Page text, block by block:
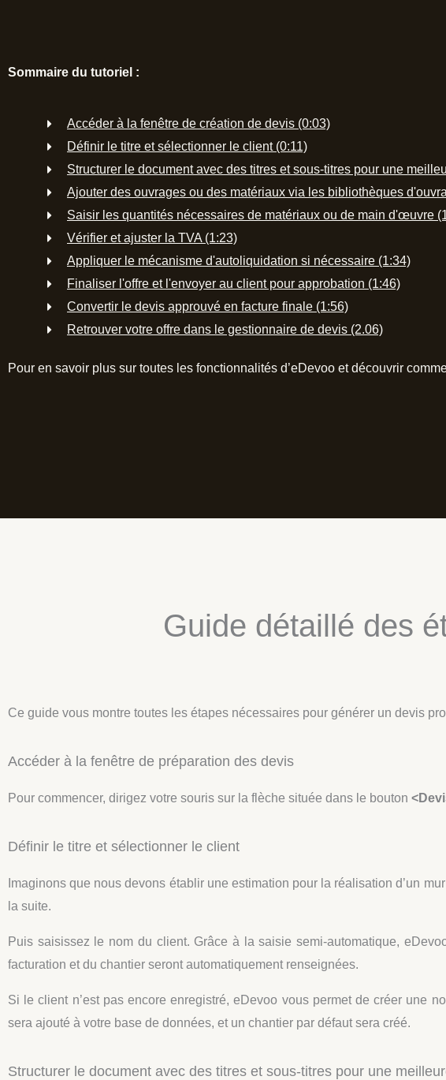
Sommaire du tutoriel :
Accéder à la fenêtre de création de devis (0:03)
Définir le titre et sélectionner le client (0:11)
Structurer le document avec des titres et sous-titres pour une
Ajouter des ouvrages ou des matériaux via les bibliothèques
Saisir les quantités nécessaires de matériaux ou de main d'œuvre
Vérifier et ajuster la TVA (1:23)
Appliquer le mécanisme d'autoliquidation si nécessaire (1:34)
Finaliser l'offre et l'envoyer au client pour approbation (1:46)
Convertir le devis approuvé en facture finale (1:56)
Retrouver votre offre dans le gestionnaire de devis (2.06)
Pour en savoir plus sur toutes les fonctionnalités d’eDevoo et découvrir
Guide détaillé des
Ce guide vous montre toutes les étapes nécessaires pour générer un devis
Accéder à la fenêtre de préparation des devis
Pour commencer, dirigez votre souris sur la flèche située dans le bouton
Définir le titre et sélectionner le client
Imaginons que nous devons établir une estimation pour la réalisation d’un
la suite.
Puis saisissez le nom du client. Grâce à la saisie semi-automatique,
facturation et du chantier seront automatiquement renseignées.
Si le client n’est pas encore enregistré, eDevoo vous permet de créer une
sera ajouté à votre base de données, et un chantier par défaut sera créé.
Structurer le document avec des titres et sous-titres pour une